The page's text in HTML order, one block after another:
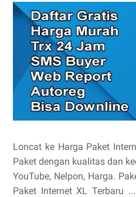
Loncat ke Harga Paket
Paket dengan kualitas dan
YouTube, Nelpon, Harga.
‎Paket Internet XL Terbaru